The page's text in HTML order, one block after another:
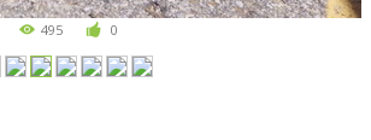
495 0